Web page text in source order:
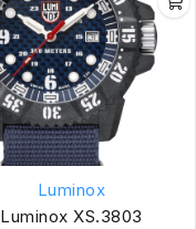
Luminox
Luminox XS.3803